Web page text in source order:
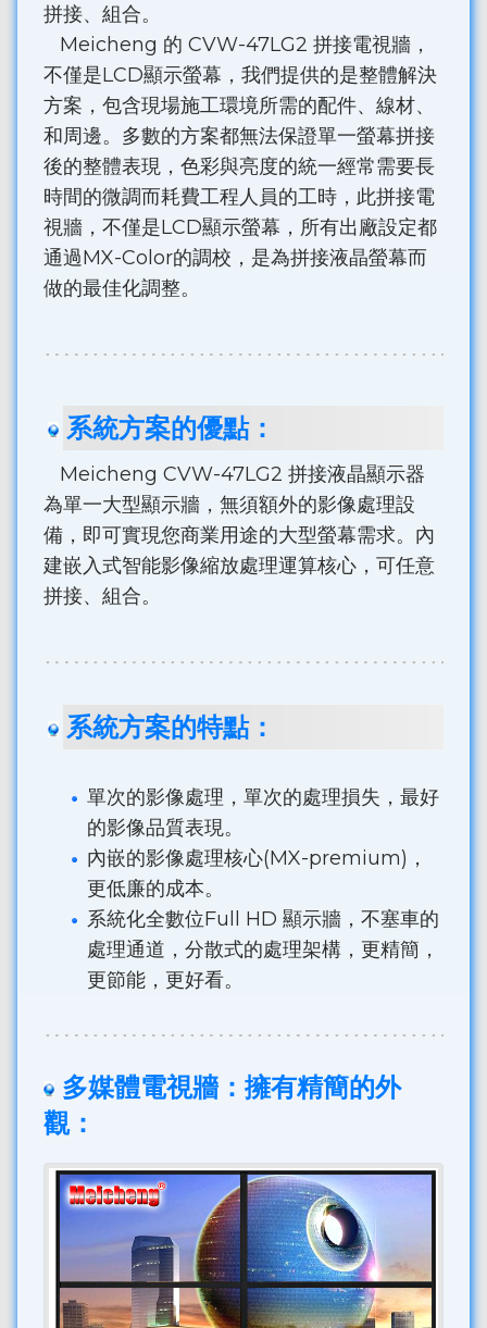
拼接、組合。
Meicheng 的 CVW-47LG2 拼接電視牆，
不僅是LCD顯示螢幕，我們提供的是整體解決
方案，包含現場施工環境所需的配件、線材、
和周邊。多數的方案都無法保證單一螢幕拼接
後的整體表現，色彩與亮度的統一經常需要長
時間的微調而耗費工程人員的工時，此拼接電
視牆，不僅是LCD顯示螢幕，所有出廠設定都
通過MX-Color的調校，是為拼接液晶螢幕而
做的最佳化調整。
系統方案的優點：
Meicheng CVW-47LG2 拼接液晶顯示器
為單一大型顯示牆，無須額外的影像處理設
備，即可實現您商業用途的大型螢幕需求。內
建嵌入式智能影像縮放處理運算核心，可任意
拼接、組合。
系統方案的特點：
單次的影像處理，單次的處理損失，最好
的影像品質表現。
內嵌的影像處理核心(MX-premium)，
更低廉的成本。
系統化全數位Full HD 顯示牆，不塞車的
處理通道，分散式的處理架構，更精簡，
更節能，更好看。
多媒體電視牆：擁有精簡的外
觀：